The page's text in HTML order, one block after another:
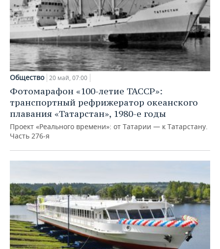
Общество 20 май, 07:00
Фотомарафон «100-летие ТАССР»:
транспортный рефрижератор океанского
плавания «Татарстан», 1980-е годы
Проект «Реального времени»: от Татарии — к Татарстану.
Часть 276-я